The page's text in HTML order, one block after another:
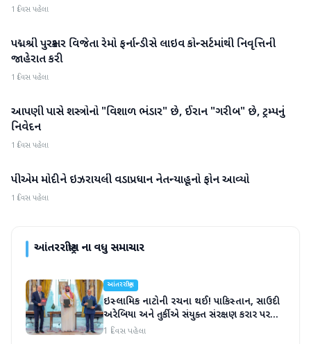
1 દિવસ પહેલા
આંતરરાષ્ટ્રીય
પદ્મશ્રી પુરસ્કાર વિજેતા રેમો ફર્નાન્ડીસે લાઇવ કોન્સર્ટમાંથી નિવૃત્તિની
જાહેરાત કરી
1 દિવસ પહેલા
આંતરરાષ્ટ્રીય
આપણી પાસે શસ્ત્રોનો "વિશાળ ભંડાર" છે, ઈરાન "ગરીબ" છે, ટ્રમ્પનું
નિવેદન
1 દિવસ પહેલા
આંતરરાષ્ટ્રીય
પીએમ મોદીને ઇઝરાયલી વડાપ્રધાન નેતન્યાહૂનો ફોન આવ્યો
1 દિવસ પહેલા
આંતરરાષ્ટ્રીયના વધુ સમાચાર
આંતરરાષ્ટ્રીય
ઇસ્લામિક નાટોની રચના થઈ! પાકિસ્તાન, સાઉદી
અરેબિયા અને તુર્કીએ સંયુક્ત સંરક્ષણ કરાર પર
હસ્તાક્ષર
1 દિવસ પહેલા